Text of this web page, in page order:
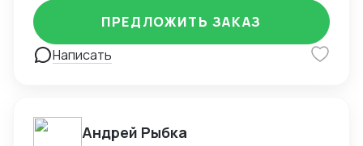
Написать
ПРЕДЛОЖИТЬ ЗАКАЗ
Андрей Рыбка